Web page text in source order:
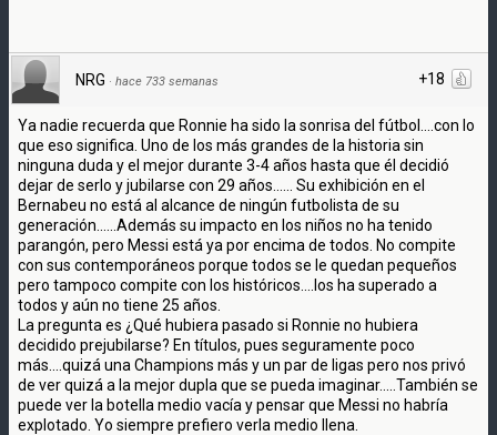
+18
NRG · hace 733 semanas
Ya nadie recuerda que Ronnie ha sido la sonrisa del fútbol....con lo
que eso significa. Uno de los más grandes de la historia sin
ninguna duda y el mejor durante 3-4 años hasta que él decidió
dejar de serlo y jubilarse con 29 años...... Su exhibición en el
Bernabeu no está al alcance de ningún futbolista de su
generación......Además su impacto en los niños no ha tenido
parangón, pero Messi está ya por encima de todos. No compite
con sus contemporáneos porque todos se le quedan pequeños
pero tampoco compite con los históricos....los ha superado a
todos y aún no tiene 25 años.
La pregunta es ¿Qué hubiera pasado si Ronnie no hubiera
decidido prejubilarse? En títulos, pues seguramente poco
más....quizá una Champions más y un par de ligas pero nos privó
de ver quizá a la mejor dupla que se pueda imaginar.....También se
puede ver la botella medio vacía y pensar que Messi no habría
explotado. Yo siempre prefiero verla medio llena.